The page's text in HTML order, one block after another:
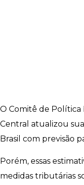
O Comitê de Política
Central atualizou
Brasil com previsão
Porém, essas
medidas tributárias